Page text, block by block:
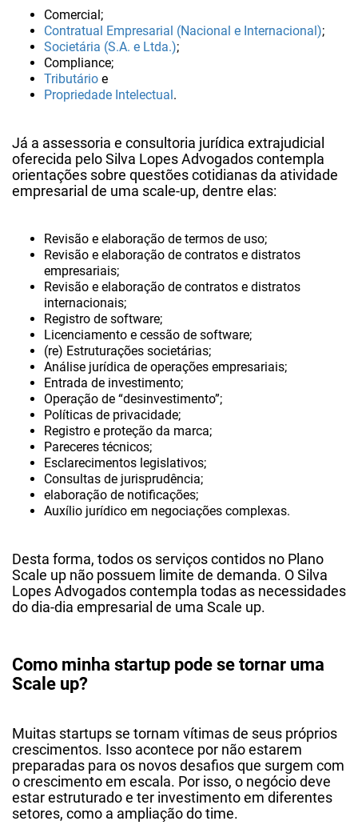
Comercial;
Contratual Empresarial (Nacional e Internacional);
Societária (S.A. e Ltda.);
Compliance;
Tributário e
Propriedade Intelectual.
Já a assessoria e consultoria jurídica extrajudicial
oferecida pelo Silva Lopes Advogados contempla
orientações sobre questões cotidianas da atividade
empresarial de uma scale-up, dentre elas:
Revisão e elaboração de termos de uso;
Revisão e elaboração de contratos e distratos
empresariais;
Revisão e elaboração de contratos e distratos
internacionais;
Registro de software;
Licenciamento e cessão de software;
(re) Estruturações societárias;
Análise jurídica de operações empresariais;
Entrada de investimento;
Operação de “desinvestimento”;
Políticas de privacidade;
Registro e proteção da marca;
Pareceres técnicos;
Esclarecimentos legislativos;
Consultas de jurisprudência;
elaboração de notificações;
Auxílio jurídico em negociações complexas.
Desta forma, todos os serviços contidos no Plano
Scale up não possuem limite de demanda. O Silva
Lopes Advogados contempla todas as necessidades
do dia-dia empresarial de uma Scale up.
Como minha startup pode se tornar uma
Scale up?
Muitas startups se tornam vítimas de seus próprios
crescimentos. Isso acontece por não estarem
preparadas para os novos desafios que surgem com
o crescimento em escala. Por isso, o negócio deve
estar estruturado e ter investimento em diferentes
setores, como a ampliação do time.